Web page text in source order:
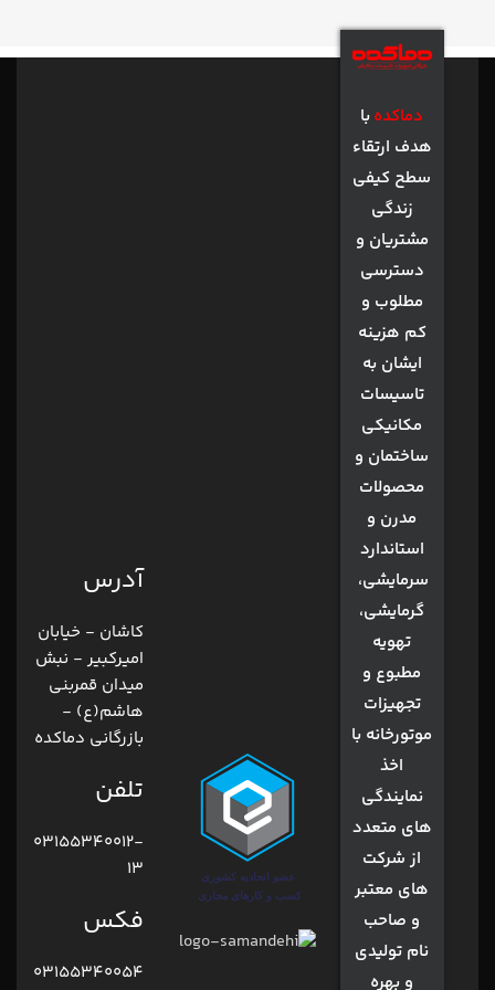
دماکدهبا
هدف ارتقاء
سطح کیفی
زندگی
مشتریان و
دسترسی
مطلوب و
کم هزینه
ایشان به
تاسیسات
مکانیکی
ساختمان و
محصولات
مدرن و
استاندارد
سرمایشی،
گرمایشی،
تهویه
مطبوع و
تجهیزات
موتورخانه با
اخذ
نمایندگی
های متعدد
از شرکت
های معتبر
و صاحب
نام تولیدی
و بهره
آدرس
کاشان - خیابان
امیرکبیر - نبش
میدان قمربنی
هاشم(ع) -
بازرگانی دماکده
تلفن
03155340012-
13
فکس
03155340054